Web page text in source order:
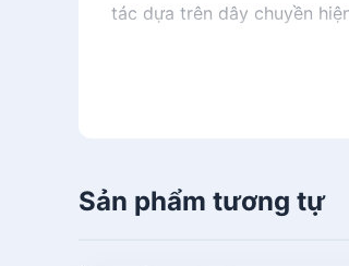
tác dựa trên dây chuyền
Sản phẩm tương tự